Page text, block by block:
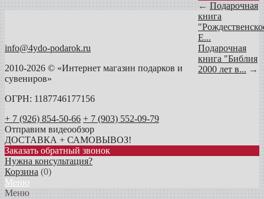
← Подарочная
книга
Е...
Подарочная
книга "Библия
2000 лет в... →
info@4ydo-podarok.ru
2010-2026 © «Интернет магазин подарков и
сувениров»
ОГРН: 1187746177156
+ 7 (926) 854-50-66 + 7 (903) 552-09-79
Отправим видеообзор
ДОСТАВКА + САМОВЫВОЗ!
Заказать обратный звонок
Нужна консультация?
Корзина (0)
Меню
Меню